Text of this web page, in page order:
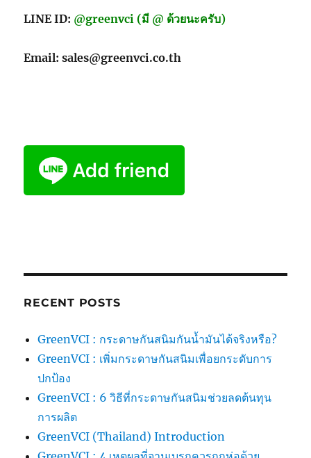
LINE ID: @greenvci (มี @ ด้วยนะครับ)
Email: sales@greenvci.co.th
RECENT POSTS
GreenVCI : กระดาษกันสนิมกันน้ำมันได้จริงหรือ?
GreenVCI : เพิ่มกระดาษกันสนิมเพื่อยกระดับการ
ปกป้อง
GreenVCI : 6 วิธีที่กระดาษกันสนิมช่วยลดต้นทุน
การผลิต
GreenVCI (Thailand) Introduction